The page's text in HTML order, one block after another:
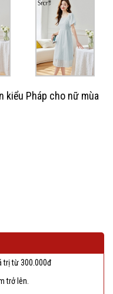
kiểu Pháp cho nữ mùa
trị từ 300.000đ
trở lên.